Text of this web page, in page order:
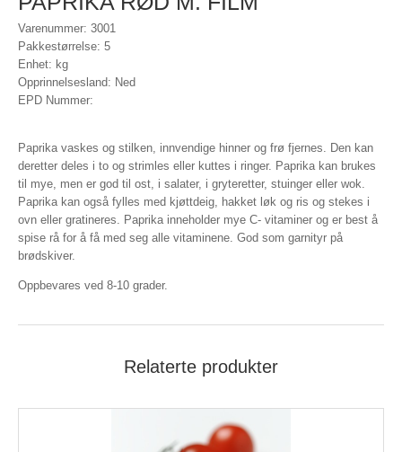
Varenummer: 3001
Pakkestørrelse: 5
Enhet: kg
Opprinnelsesland: Ned
EPD Nummer:
Paprika vaskes og stilken, innvendige hinner og frø fjernes. Den kan
deretter deles i to og strimles eller kuttes i ringer. Paprika kan brukes
til mye, men er god til ost, i salater, i gryteretter, stuinger eller wok.
Paprika kan også fylles med kjøttdeig, hakket løk og ris og stekes i
ovn eller gratineres. Paprika inneholder mye C- vitaminer og er best å
spise rå for å få med seg alle vitaminene. God som garnityr på
brødskiver.
Oppbevares ved 8-10 grader.
Relaterte produkter